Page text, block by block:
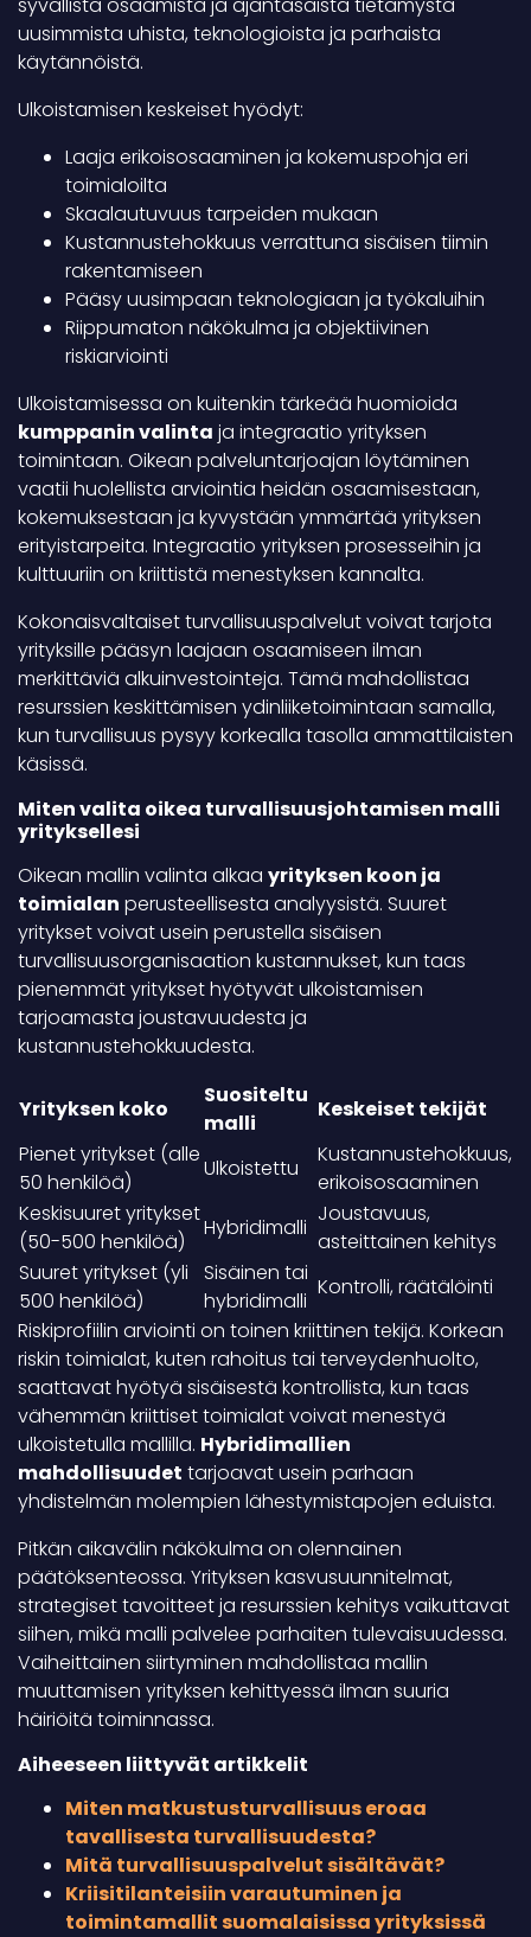
uusimmista uhista, teknologioista ja parhaista
käytännöistä.
Ulkoistamisen keskeiset hyödyt:
Laaja erikoisosaaminen ja kokemuspohja eri
toimialoilta
Skaalautuvuus tarpeiden mukaan
Kustannustehokkuus verrattuna sisäisen tiimin
rakentamiseen
Pääsy uusimpaan teknologiaan ja työkaluihin
Riippumaton näkökulma ja objektiivinen
riskiarviointi
Ulkoistamisessa on kuitenkin tärkeää huomioida
kumppanin valinta ja integraatio yrityksen
toimintaan. Oikean palveluntarjoajan löytäminen
vaatii huolellista arviointia heidän osaamisestaan,
kokemuksestaan ja kyvystään ymmärtää yrityksen
erityistarpeita. Integraatio yrityksen prosesseihin ja
kulttuuriin on kriittistä menestyksen kannalta.
Kokonaisvaltaiset turvallisuuspalvelut voivat tarjota
yrityksille pääsyn laajaan osaamiseen ilman
merkittäviä alkuinvestointeja. Tämä mahdollistaa
resurssien keskittämisen ydinliiketoimintaan samalla,
kun turvallisuus pysyy korkealla tasolla ammattilaisten
käsissä.
Miten valita oikea turvallisuusjohtamisen malli
yrityksellesi
Oikean mallin valinta alkaa yrityksen koon ja
toimialan perusteellisesta analyysistä. Suuret
yritykset voivat usein perustella sisäisen
turvallisuusorganisaation kustannukset, kun taas
pienemmät yritykset hyötyvät ulkoistamisen
tarjoamasta joustavuudesta ja
kustannustehokkuudesta.
Yrityksen koko
Suositeltu
malli
Keskeiset tekijät
Pienet yritykset (alle
50 henkilöä)
Ulkoistettu
Kustannustehokkuus,
erikoisosaaminen
Keskisuuret yritykset
(50-500 henkilöä)
Hybridimalli
Joustavuus,
asteittainen kehitys
Suuret yritykset (yli
500 henkilöä)
Sisäinen tai
hybridimalli
Kontrolli, räätälöinti
Riskiprofiilin arviointi on toinen kriittinen tekijä. Korkean
riskin toimialat, kuten rahoitus tai terveydenhuolto,
saattavat hyötyä sisäisestä kontrollista, kun taas
vähemmän kriittiset toimialat voivat menestyä
ulkoistetulla mallilla. Hybridimallien
mahdollisuudet tarjoavat usein parhaan
yhdistelmän molempien lähestymistapojen eduista.
Pitkän aikavälin näkökulma on olennainen
päätöksenteossa. Yrityksen kasvusuunnitelmat,
strategiset tavoitteet ja resurssien kehitys vaikuttavat
siihen, mikä malli palvelee parhaiten tulevaisuudessa.
Vaiheittainen siirtyminen mahdollistaa mallin
muuttamisen yrityksen kehittyessä ilman suuria
häiriöitä toiminnassa.
Aiheeseen liittyvät artikkelit
Miten matkustusturvallisuus eroaa
tavallisesta turvallisuudesta?
Mitä turvallisuuspalvelut sisältävät?
Kriisitilanteisiin varautuminen ja
toimintamallit suomalaisissa yrityksissä